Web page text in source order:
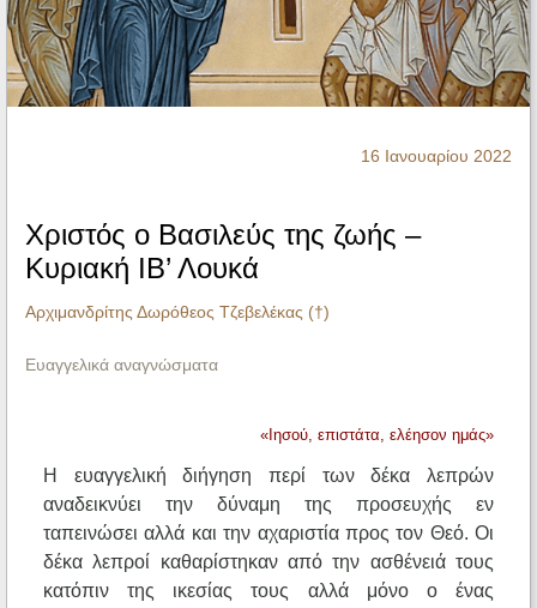
Ηχητικά
16 Ιανουαρίου 2022
Χριστός ο Βασιλεύς της ζωής –
Κυριακή ΙΒ’ Λουκά
Αρχιμανδρίτης Δωρόθεος Τζεβελέκας (†)
Ευαγγελικά αναγνώσματα
«Ιησού, επιστάτα, ελέησον ημάς»
Η ευαγγελική διήγηση περί των δέκα λεπρών
αναδεικνύει την δύναμη της προσευχής εν
ταπεινώσει αλλά και την αχαριστία προς τον Θεό. Οι
δέκα λεπροί καθαρίστηκαν από την ασθένειά τους
κατόπιν της ικεσίας τους αλλά μόνο ο ένας